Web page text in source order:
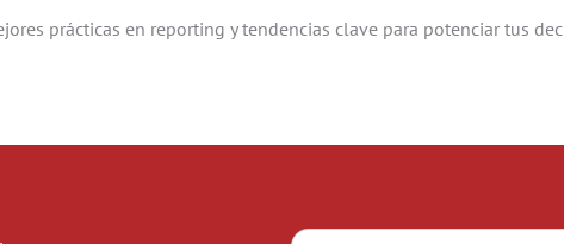
prácticas en reporting y tendencias clave para potenciar tus